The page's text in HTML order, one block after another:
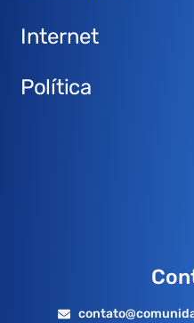
Internet
Política